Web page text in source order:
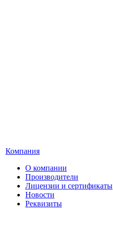
Компания
О компании
Производители
Лицензии и сертификаты
Новости
Реквизиты